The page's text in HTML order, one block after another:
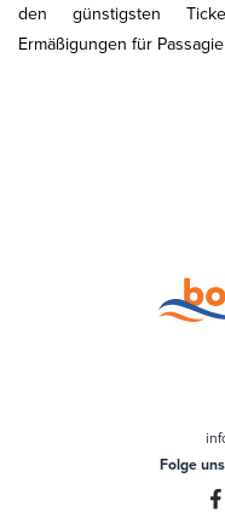
den günstigsten
Ermäßigungen für
Folge